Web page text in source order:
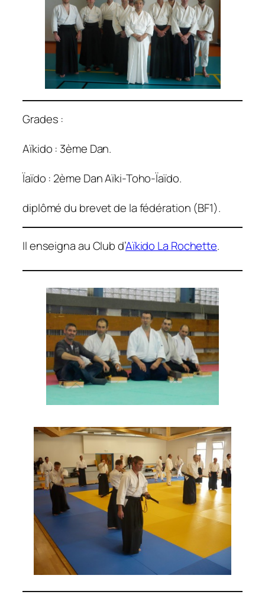
Grades :
Aïkido : 3ème Dan.
Ïaïdo : 2ème Dan Aïki-Toho-Ïaïdo.
diplômé du brevet de la fédération (BF1).
Il enseigna au Club d’Aïkido La Rochette.